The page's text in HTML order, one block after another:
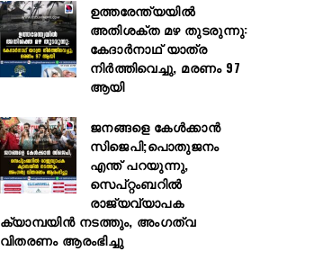
ഉത്തരേന്ത്യയിൽ
അതിശക്ത മഴ തുടരുന്നു:
കേദാർനാഥ് യാത്ര
നിർത്തിവെച്ചു, മരണം 97
ആയി
ജനങ്ങളെ കേൾക്കാൻ
സിജെപി;പൊതുജനം
എന്ത് പറയുന്നു,
സെപ്റ്റംബറിൽ
രാജ്യവ്യാപക
ക്യാമ്പയിൻ നടത്തും, അംഗത്വ
വിതരണം ആരംഭിച്ചു